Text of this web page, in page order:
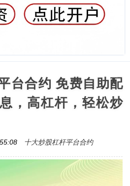
台合约 免费自助配
，高杠杆，轻松炒
十大炒股杠杆平台合约